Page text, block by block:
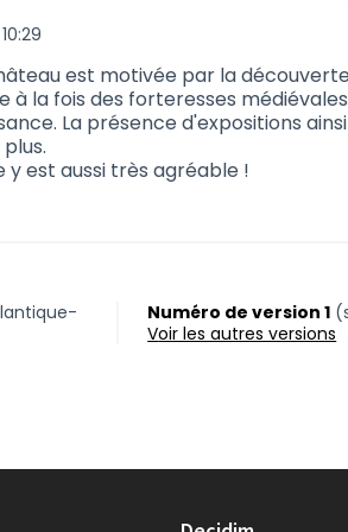
est motivée par la
à la fois des forteresses
La présence d'expositions
y est aussi très agréable !
Numéro de version 1
voir les autres versions